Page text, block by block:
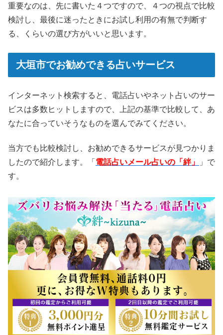
重要なのは、先に書いた４つですので、４つの視点で比較
検討し、最後に迷ったときにお試し利用の有無で判断す
る、くらいの選び方がいいと思います。
大垣市でお勧めできる占いサービス
インターネット検索すると、電話占いやネット占いのサー
ビスは多数ヒットしますので、上記の基準で比較して、あ
なたに合っていそうなものを選んでみてください。
当方でも比較検討し、お勧めできるサービスが見つかりま
したので紹介します。「 電話占いメール占いの「絆」
」で
す。